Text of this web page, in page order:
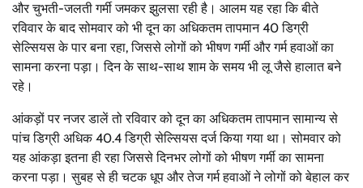
और चुभती-जलती गर्मी जमकर झुलसा रही है। आलम यह रहा कि बीते
रविवार के बाद सोमवार को भी दून का अधिकतम तापमान 40 डिग्री
सेल्सियस के पार बना रहा, जिससे लोगों को भीषण गर्मी और गर्म हवाओं का
सामना करना पड़ा। दिन के साथ-साथ शाम के समय भी लू जैसे हालात बने
रहे।
आंकड़ों पर नजर डालें तो रविवार को दून का अधिकतम तापमान सामान्य से
पांच डिग्री अधिक 40.4 डिग्री सेल्सियस दर्ज किया गया था। सोमवार को
यह आंकड़ा इतना ही रहा जिससे दिनभर लोगों को भीषण गर्मी का सामना
करना पड़ा। सुबह से ही चटक धूप और तेज गर्म हवाओं ने लोगों को बेहाल कर